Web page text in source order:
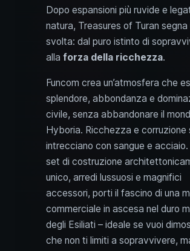
Dopo espansioni più ruvide e
natura, Treasures of Turan segna
svolta: dal puro istinto di
alla forza della ricchezza.
Funcom crea un’atmosfera che
splendore, abbondanza e
civile, senza abbandonare il
Hyboria. Ricchezza e corruzione
intrecciano con sangue e acciaio.
set di costruzione
unico, arredi lussuosi e magnifici
accessori, porti il fascino di una
commerciale in ascesa nel duro
degli Esiliati – ideale se vuoi
che non ti limiti a sopravvivere,